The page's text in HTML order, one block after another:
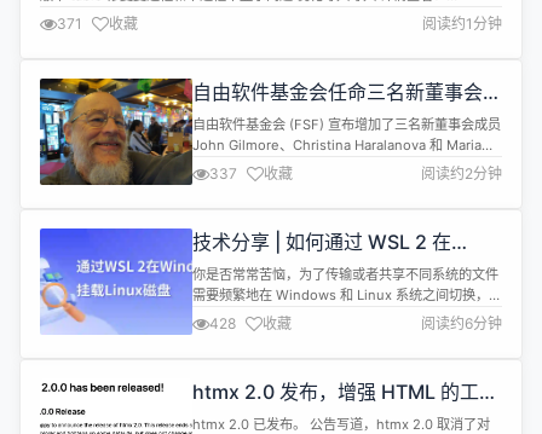
https://gitee.com/xuliangzhan_admin/vxe-table/releases/4.7.37
371 收藏 阅读约1分钟
自由软件基金会任命三名新董事会成
员
自由软件基金会 (FSF) 宣布增加了三名新董事会成员
John Gilmore、Christina Haralanova 和 Maria
Chiara Pievatolo，自 2024 年 6 月 23 日起开始任
职。 “此次自由软件基金会董事会增加三名新成员，
是经过对 83 个提名进行审查、让 10 名候选人参加
自由软件基金会准会员论坛讨论、在现任董事会...
337 收藏 阅读约2分钟
技术分享 | 如何通过 WSL 2 在
Windows 上挂载 Linux 磁盘？
你是否常常苦恼，为了传输或者共享不同系统的文件
需要频繁地在 Windows 和 Linux 系统之间切换，既
耽误工作效率，也容易出错。 那么有没有一种办法，
能够让你在Windows系统中像访问本地硬盘一样来
操作Linux系统中的文件呢？ 希望这篇文章分享的实
Windows 10 2004 及更高版本（Build...
428 收藏 阅读约6分钟
htmx 2.0 发布，增强 HTML 的工具
包
htmx 2.0 已发布。 公告写道，htmx 2.0 取消了对